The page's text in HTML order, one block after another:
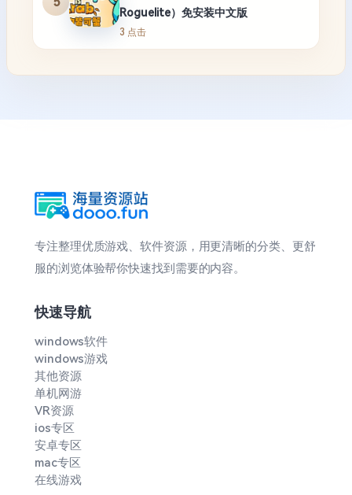
Roguelite）免安装中文版
3 点击
专注整理优质游戏、软件资源，用更清晰的分类、更舒
服的浏览体验帮你快速找到需要的内容。
快速导航
windows软件
windows游戏
其他资源
单机网游
VR资源
ios专区
安卓专区
mac专区
在线游戏